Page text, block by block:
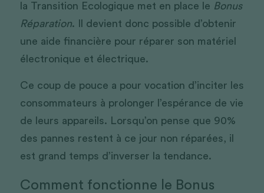
la Transition Ecologique met en place le Bonus
Réparation. Il devient donc possible d’obtenir
une aide financière pour réparer son matériel
électronique et électrique.
Ce coup de pouce a pour vocation d’inciter les
consommateurs à prolonger l’espérance de vie
de leurs appareils. Lorsqu’on pense que 90%
des pannes restent à ce jour non réparées, il
est grand temps d’inverser la tendance.
Comment fonctionne le Bonus